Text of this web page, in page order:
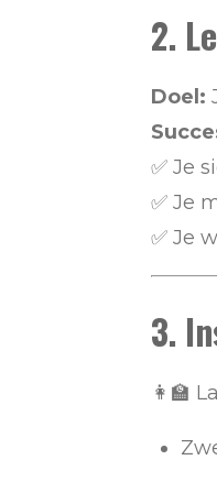
2.
Doel:
✅ Je
✅ Je
✅ Je
3.
👩‍🏫